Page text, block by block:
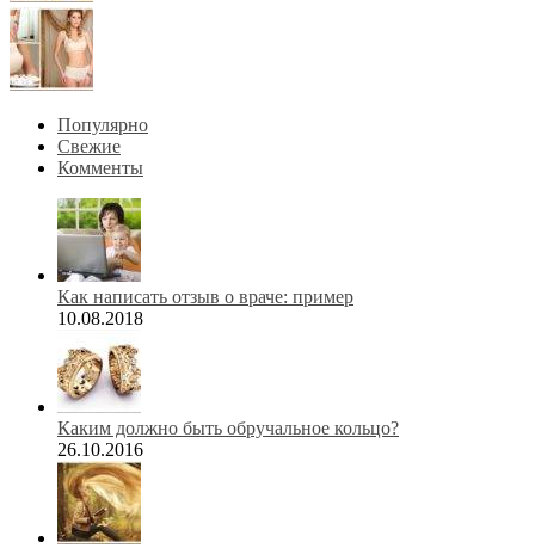
Популярно
Свежие
Комменты
Как написать отзыв о враче: пример
10.08.2018
Каким должно быть обручальное кольцо?
26.10.2016